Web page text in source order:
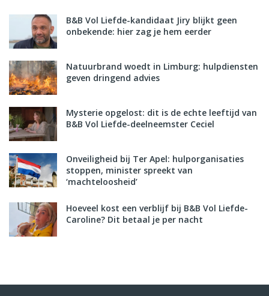
B&B Vol Liefde-kandidaat Jiry blijkt geen
onbekende: hier zag je hem eerder
Natuurbrand woedt in Limburg: hulpdiensten
geven dringend advies
Mysterie opgelost: dit is de echte leeftijd van
B&B Vol Liefde-deelneemster Ceciel
Onveiligheid bij Ter Apel: hulporganisaties
stoppen, minister spreekt van
‘machteloosheid’
Hoeveel kost een verblijf bij B&B Vol Liefde-
Caroline? Dit betaal je per nacht